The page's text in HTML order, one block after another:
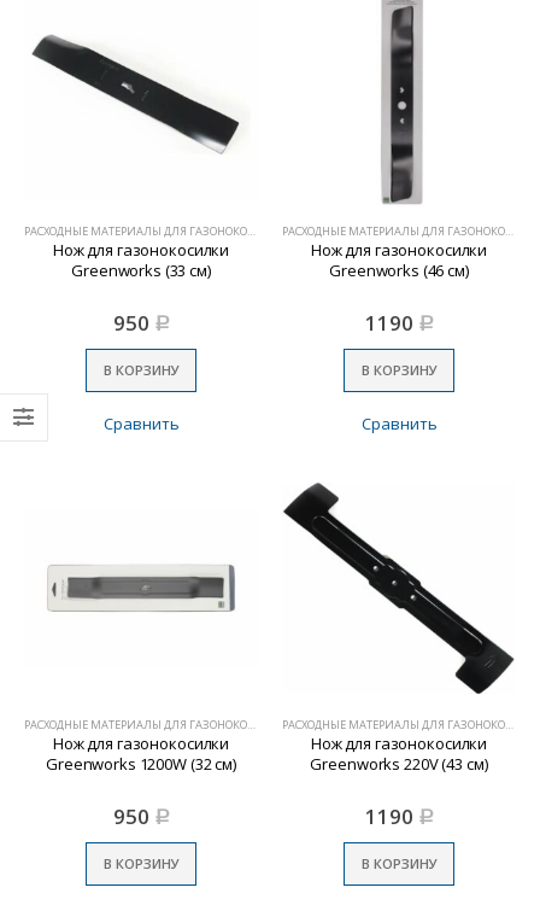
Нож для газонокосилки
Greenworks (33 см)
950 Р
В КОРЗИНУ
Сравнить
Нож для газонокосилки
Greenworks (46 см)
1190 Р
В КОРЗИНУ
Сравнить
РАСХОДНЫЕ МАТЕРИАЛЫ ДЛЯ ГАЗОНОКОСИЛОК
Нож для газонокосилки
Greenworks 1200W (32 см)
950 Р
В КОРЗИНУ
РАСХОДНЫЕ МАТЕРИАЛЫ ДЛЯ ГАЗОНОКОСИЛОК
Нож для газонокосилки
Greenworks 220V (43 см)
1190 Р
В КОРЗИНУ